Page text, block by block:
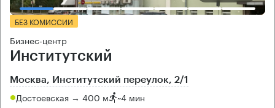
БЕЗ КОМИССИИ
Бизнес-центр
Институтский
Москва, Институтский переулок, 2/1
Достоевская → 400 м ~4 мин